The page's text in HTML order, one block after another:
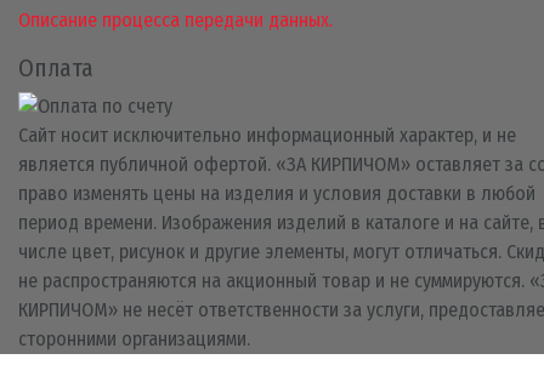
Описание процесса передачи данных.
Оплата
Сайт носит исключительно информационный характер, и не
является публичной офертой. «ЗА КИРПИЧОМ» оставляет за
право изменять цены на изделия и условия доставки в любой
период времени. Изображения изделий в каталоге и на сайте,
числе цвет, рисунок и другие элементы, могут отличаться.
не распространяются на акционный товар и не суммируются.
КИРПИЧОМ» не несёт ответственности за услуги,
сторонними организациями.